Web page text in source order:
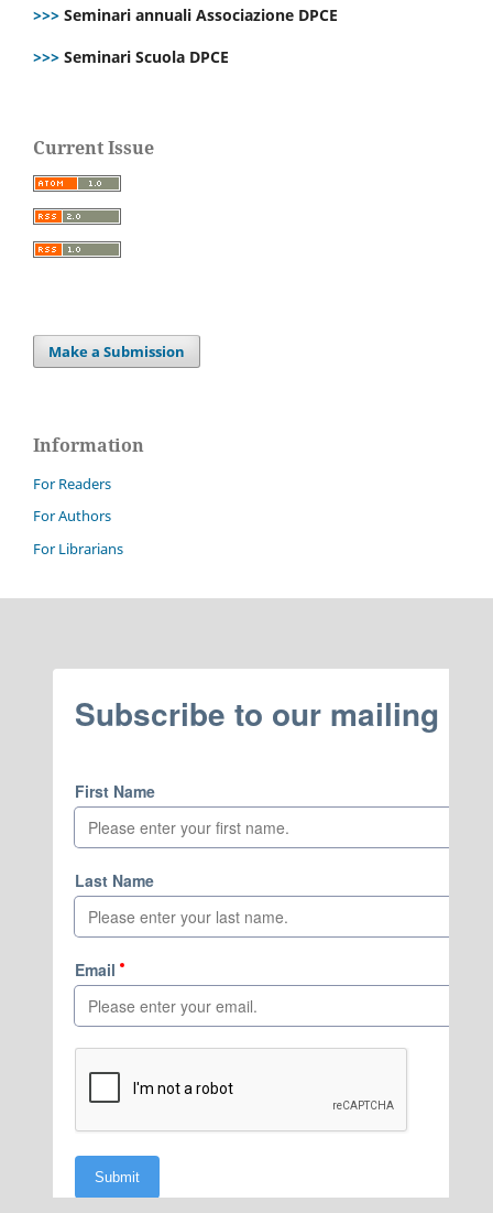
>>> Seminari annuali Associazione DPCE
>>> Seminari Scuola DPCE
Current Issue
Make a Submission
Information
For Readers
For Authors
For Librarians